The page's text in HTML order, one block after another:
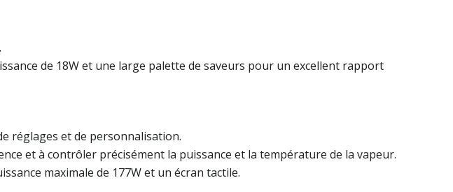
de 18W et une large palette de saveurs pour un excellent rapport
réglages et de personnalisation.
et à contrôler précisément la puissance et la température de la vapeur.
maximale de 177W et un écran tactile.